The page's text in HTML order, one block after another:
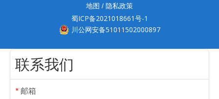
地图 / 隐私政策
蜀ICP备2021018661号-1
川公网安备51011502000897
联系我们
* 邮箱